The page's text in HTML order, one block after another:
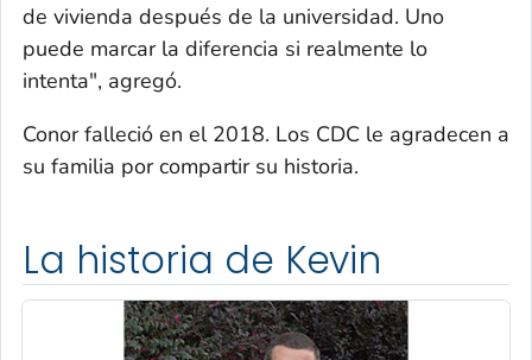
de vivienda después de la universidad. Uno
puede marcar la diferencia si realmente lo
intenta", agregó.
Conor falleció en el 2018. Los CDC le agradecen a
su familia por compartir su historia.
La historia de Kevin